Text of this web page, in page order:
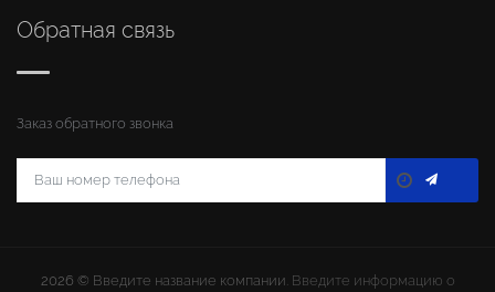
Обратная связь
Заказ обратного звонка
2026 © Введите название компании . Введите информацию о